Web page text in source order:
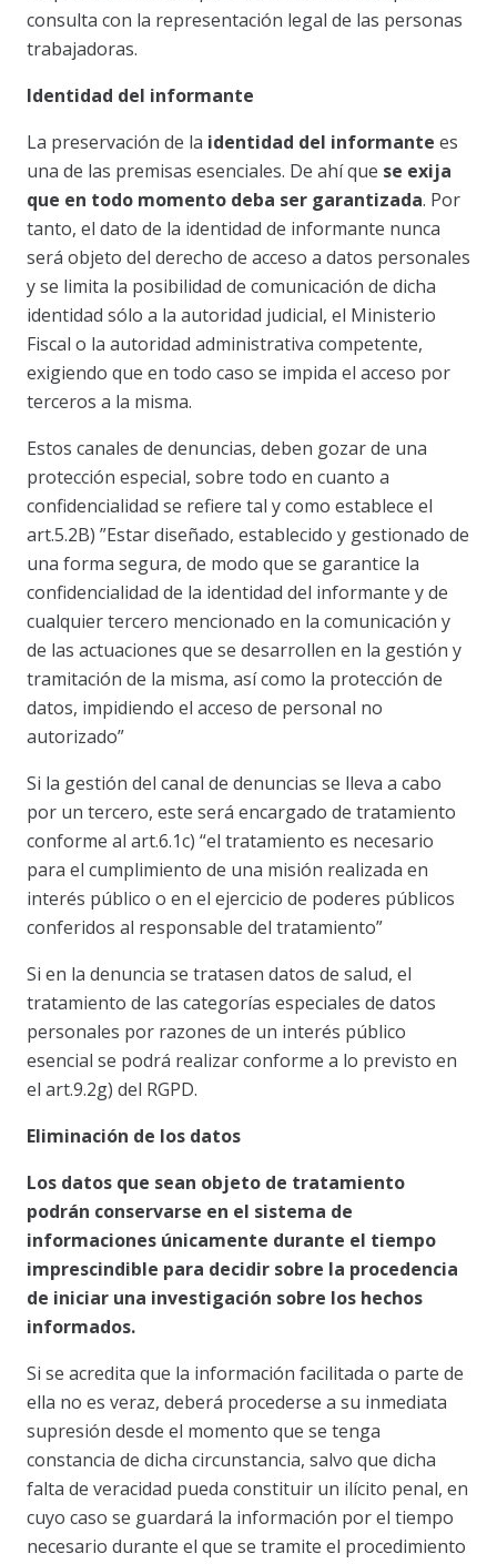
consulta con la representación legal de las personas
trabajadoras.
Identidad del informante
La preservación de la identidad del informante es
una de las premisas esenciales. De ahí que se exija
que en todo momento deba ser garantizada. Por
tanto, el dato de la identidad de informante nunca
será objeto del derecho de acceso a datos personales
y se limita la posibilidad de comunicación de dicha
identidad sólo a la autoridad judicial, el Ministerio
Fiscal o la autoridad administrativa competente,
exigiendo que en todo caso se impida el acceso por
terceros a la misma.
Estos canales de denuncias, deben gozar de una
protección especial, sobre todo en cuanto a
confidencialidad se refiere tal y como establece el
art.5.2B) ”Estar diseñado, establecido y gestionado de
una forma segura, de modo que se garantice la
confidencialidad de la identidad del informante y de
cualquier tercero mencionado en la comunicación y
de las actuaciones que se desarrollen en la gestión y
tramitación de la misma, así como la protección de
datos, impidiendo el acceso de personal no
autorizado”
Si la gestión del canal de denuncias se lleva a cabo
por un tercero, este será encargado de tratamiento
conforme al art.6.1c) “el tratamiento es necesario
para el cumplimiento de una misión realizada en
interés público o en el ejercicio de poderes públicos
conferidos al responsable del tratamiento”
Si en la denuncia se tratasen datos de salud, el
tratamiento de las categorías especiales de datos
personales por razones de un interés público
esencial se podrá realizar conforme a lo previsto en
el art.9.2g) del RGPD.
Eliminación de los datos
Los datos que sean objeto de tratamiento
podrán conservarse en el sistema de
informaciones únicamente durante el tiempo
imprescindible para decidir sobre la procedencia
de iniciar una investigación sobre los hechos
informados.
Si se acredita que la información facilitada o parte de
ella no es veraz, deberá procederse a su inmediata
supresión desde el momento que se tenga
constancia de dicha circunstancia, salvo que dicha
falta de veracidad pueda constituir un ilícito penal, en
cuyo caso se guardará la información por el tiempo
necesario durante el que se tramite el procedimiento